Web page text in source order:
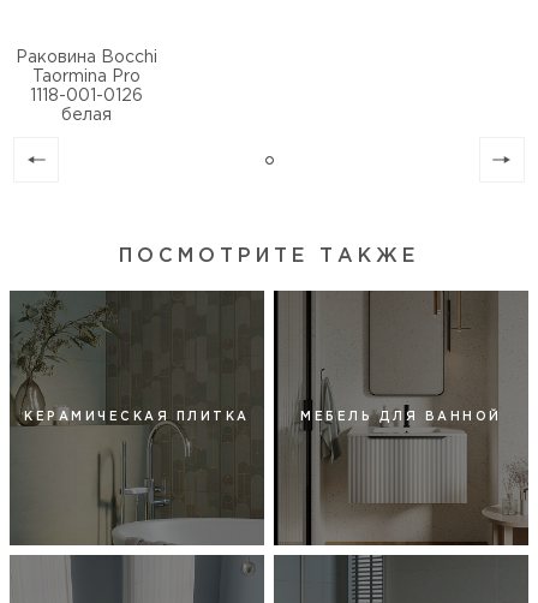
Раковина Bocchi
Taormina Pro
1118-001-0126
белая
ПОСМОТРИТЕ ТАКЖЕ
КЕРАМИЧЕСКАЯ ПЛИТКА МЕБЕЛЬ ДЛЯ ВАННОЙ